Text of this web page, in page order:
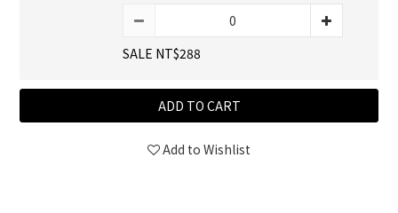
SALE NT$288
ADD TO CART
Add to Wishlist